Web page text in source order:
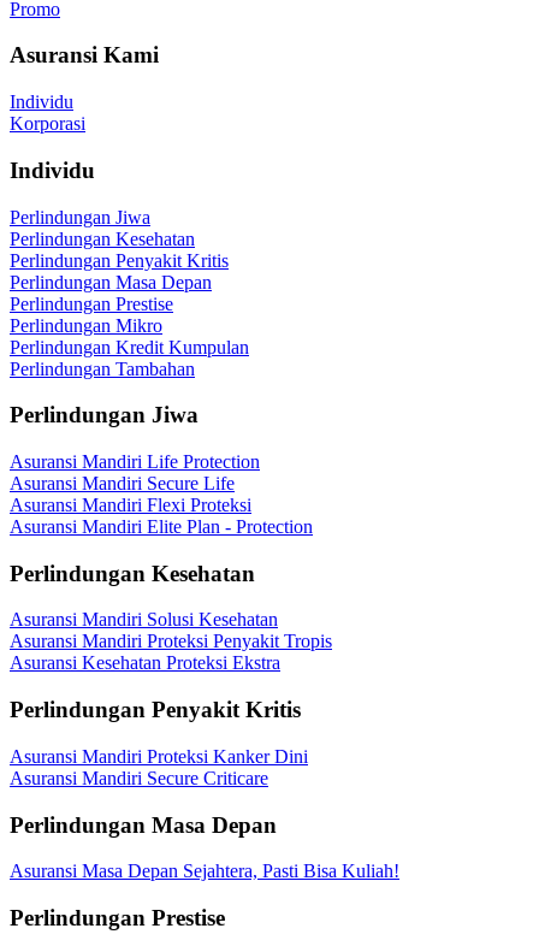
Promo
Asuransi Kami
Individu
Korporasi
Individu
Perlindungan Jiwa
Perlindungan Kesehatan
Perlindungan Penyakit Kritis
Perlindungan Masa Depan
Perlindungan Prestise
Perlindungan Mikro
Perlindungan Kredit Kumpulan
Perlindungan Tambahan
Perlindungan Jiwa
Asuransi Mandiri Life Protection
Asuransi Mandiri Secure Life
Asuransi Mandiri Flexi Proteksi
Asuransi Mandiri Elite Plan - Protection
Perlindungan Kesehatan
Asuransi Mandiri Solusi Kesehatan
Asuransi Mandiri Proteksi Penyakit Tropis
Asuransi Kesehatan Proteksi Ekstra
Perlindungan Penyakit Kritis
Asuransi Mandiri Proteksi Kanker Dini
Asuransi Mandiri Secure Criticare
Perlindungan Masa Depan
Asuransi Masa Depan Sejahtera, Pasti Bisa Kuliah!
Perlindungan Prestise